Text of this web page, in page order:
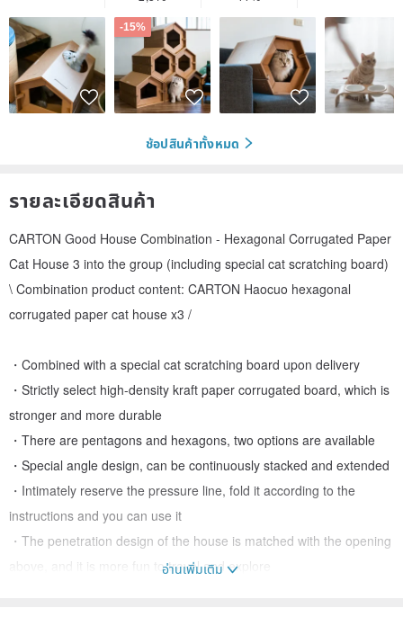
-15%
ช้อปสินค้าทั้งหมด
รายละเอียดสินค้า
CARTON Good House Combination - Hexagonal Corrugated Paper
Cat House 3 into the group (including special cat scratching board)
\ Combination product content: CARTON Haocuo hexagonal
corrugated paper cat house x3 /
・Combined with a special cat scratching board upon delivery
・Strictly select high-density kraft paper corrugated board, which is
stronger and more durable
・There are pentagons and hexagons, two options are available
・Special angle design, can be continuously stacked and extended
・Intimately reserve the pressure line, fold it according to the
instructions and you can use it
・The penetration design of the house is matched with the opening
above, and it is more fun to travel and explore
อ่านเพิ่มเติม